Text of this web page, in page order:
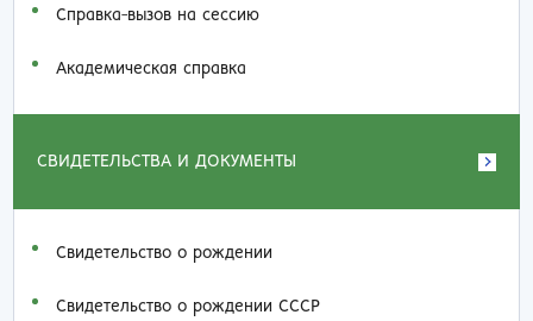
Справка-вызов на сессию
Академическая справка
СВИДЕТЕЛЬСТВА И ДОКУМЕНТЫ
Свидетельство о рождении
Свидетельство о рождении СССР